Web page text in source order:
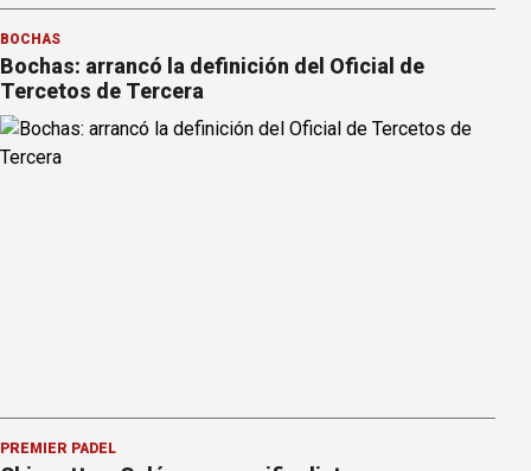
BOCHAS
Bochas: arrancó la definición del Oficial de
Tercetos de Tercera
PREMIER PÁDEL